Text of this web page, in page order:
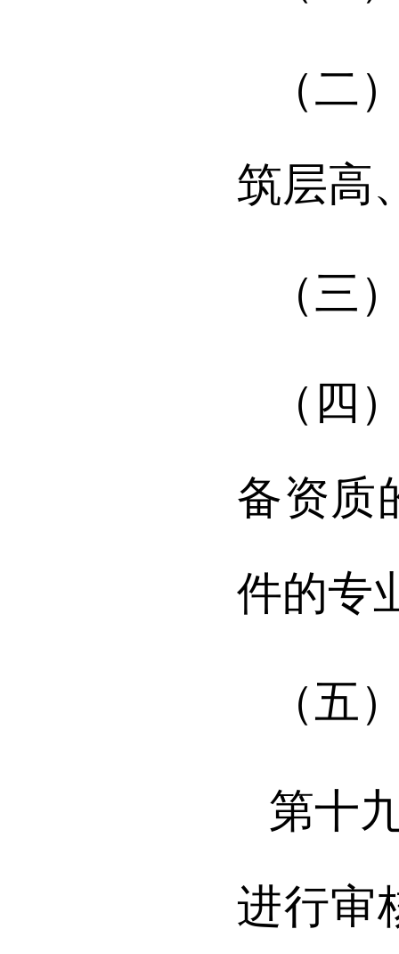
（二
筑层高
（三
（四
备资质
件的专
（五
第十
进行审